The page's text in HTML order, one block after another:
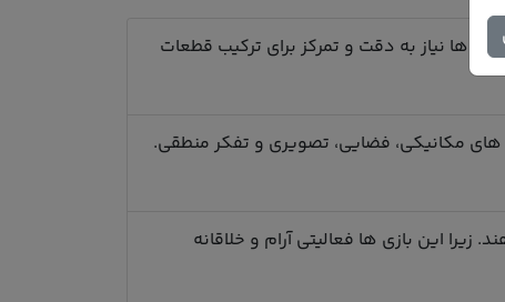
ها نیاز به دقت و تمرکز برای ترکیب قطعات
مکانیکی، فضایی، تصویری و تفکر منطقی.
این بازی ها فعالیتی آرام و خلاقانه